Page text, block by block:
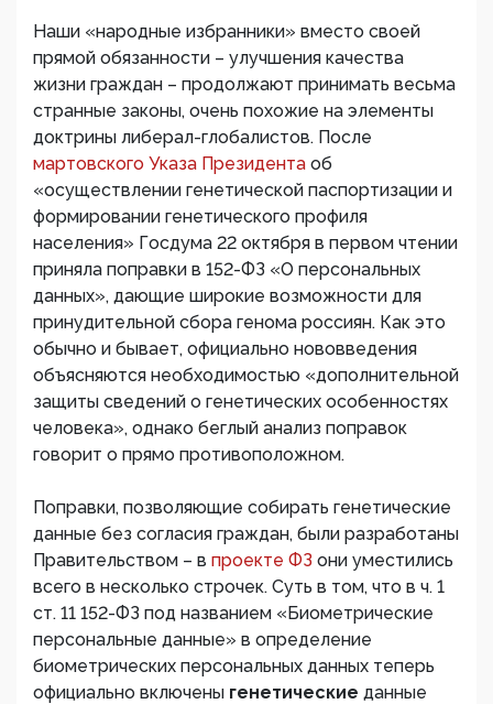
Наши «народные избранники» вместо своей
прямой обязанности – улучшения качества
жизни граждан – продолжают принимать весьма
странные законы, очень похожие на элементы
доктрины либерал-глобалистов. После
мартовского Указа Президента об
«осуществлении генетической паспортизации и
формировании генетического профиля
населения» Госдума 22 октября в первом чтении
приняла поправки в 152-ФЗ «О персональных
данных», дающие широкие возможности для
принудительной сбора генома россиян. Как это
обычно и бывает, официально нововведения
объясняются необходимостью «дополнительной
защиты сведений о генетических особенностях
человека», однако беглый анализ поправок
говорит о прямо противоположном.
Поправки, позволяющие собирать генетические
данные без согласия граждан, были разработаны
Правительством – в проекте ФЗ они уместились
всего в несколько строчек. Суть в том, что в ч. 1
ст. 11 152-ФЗ под названием «Биометрические
персональные данные» в определение
биометрических персональных данных теперь
официально включены генетические данные